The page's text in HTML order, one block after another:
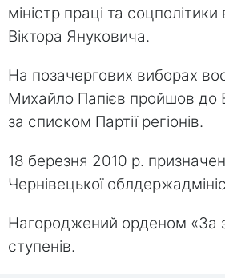
міністр праці та
Віктора Януковича.
На позачергових виборах
Михайло Папієв пройшов до
за списком Партії регіонів.
18 березня 2010 р.
Чернівецької
Нагороджений орденом «За
ступенів.